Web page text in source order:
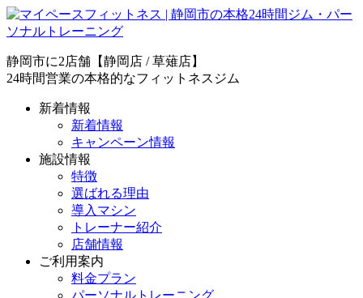
静岡市に2店舗【静岡店 / 草薙店】
24時間営業の本格的なフィットネスジム
新着情報
新着情報
キャンペーン情報
施設情報
特徴
選ばれる理由
導入マシン
トレーナー紹介
店舗情報
ご利用案内
料金プラン
パーソナルトレーニング